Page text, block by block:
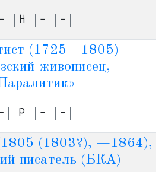
- Н - -
(1725—1805)
живописец,
Р - -
(1803?), —1864),
писатель (БКА)